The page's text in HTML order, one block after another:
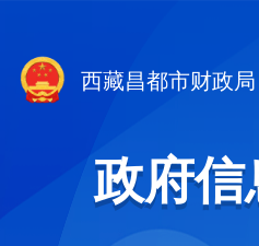
西藏昌都市财政局
政府信